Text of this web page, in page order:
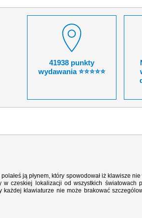
41938 punkty
wydawania ⭐⭐⭐⭐⭐
ją płynem, który spowodował iż klawisze
czeskiej lokalizacji od wszystkich światowach
klawiaturze nie może brakować